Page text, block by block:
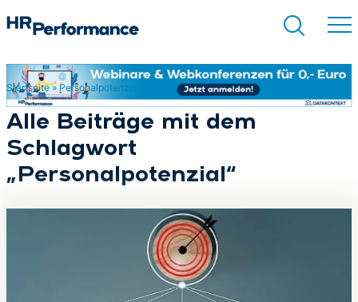
Suchen
Startseite» Personalpotenzial
Alle Beiträge mit dem
Schlagwort
„Personalpotenzial“